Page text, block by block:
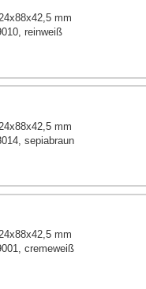
mm
reinweiß
mm
sepiabraun
mm
cremeweiß